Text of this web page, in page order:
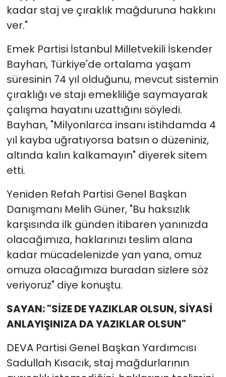
kadar staj ve çıraklık mağduruna hakkını
ver."
Emek Partisi İstanbul Milletvekili İskender
Bayhan, Türkiye'de ortalama yaşam
süresinin 74 yıl olduğunu, mevcut sistemin
çıraklığı ve stajı emekliliğe saymayarak
çalışma hayatını uzattığını söyledi.
Bayhan, "Milyonlarca insanı istihdamda 4
yıl kayba uğratıyorsa batsın o düzeniniz,
altında kalın kalkamayın" diyerek sitem
etti.
Yeniden Refah Partisi Genel Başkan
Danışmanı Melih Güner, "Bu haksızlık
karşısında ilk günden itibaren yanınızda
olacağımıza, haklarınızı teslim alana
kadar mücadelenizde yan yana, omuz
omuza olacağımıza buradan sizlere söz
veriyoruz" diye konuştu.
SAYAN: "SİZE DE YAZIKLAR OLSUN, SİYASİ
ANLAYIŞINIZA DA YAZIKLAR OLSUN"
DEVA Partisi Genel Başkan Yardımcısı
Sadullah Kısacık, staj mağdurlarının